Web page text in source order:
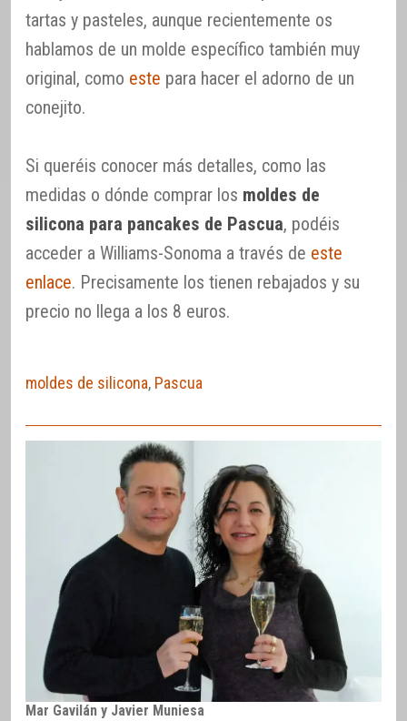
tartas y pasteles, aunque recientemente os
hablamos de un molde específico también muy
original, como este para hacer el adorno de un
conejito.
Si queréis conocer más detalles, como las
medidas o dónde comprar los moldes de
silicona para pancakes de Pascua, podéis
acceder a Williams-Sonoma a través de este
enlace. Precisamente los tienen rebajados y su
precio no llega a los 8 euros.
moldes de silicona, Pascua
Mar Gavilán y Javier Muniesa